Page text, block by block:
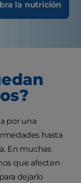
la nutrición
por una
hasta
En muchas
que afecten
dejarlo